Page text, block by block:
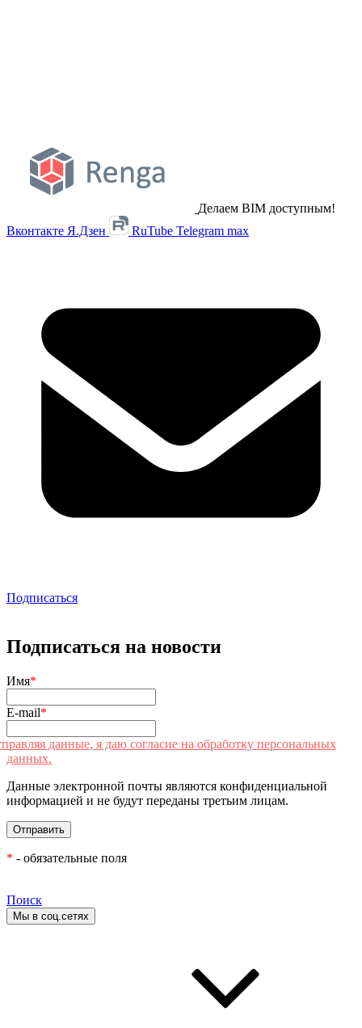
Делаем BIM доступным!
Вконтакте Я.Дзен RuTube Telegram max
Подписаться
Подписаться на новости
Имя*
E-mail*
данные, я даю согласие на обработку персональных
данных.
Данные электронной почты являются конфиденциальной
информацией и не будут переданы третьим лицам.
* - обязательные поля
Поиск
Мы в соц.сетях